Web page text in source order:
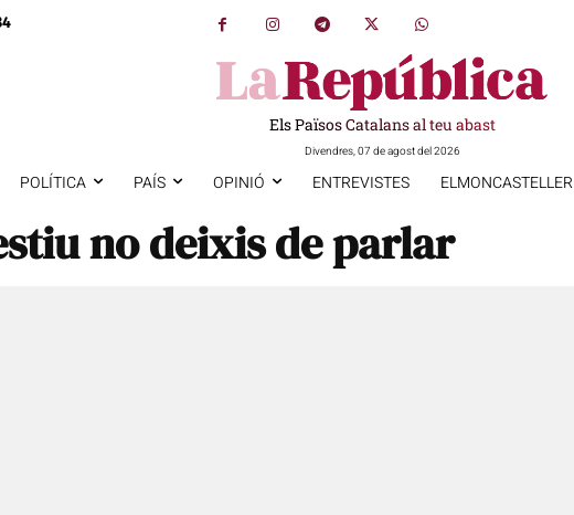
Els Països Catalans al teu abast
Divendres, 07 de agost del 2026
POLÍTICA PAÍS OPINIÓ ENTREVISTES ELMONCASTELLER
no deixis de parlar